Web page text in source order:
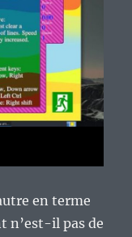
en terme
n’est-il pas de